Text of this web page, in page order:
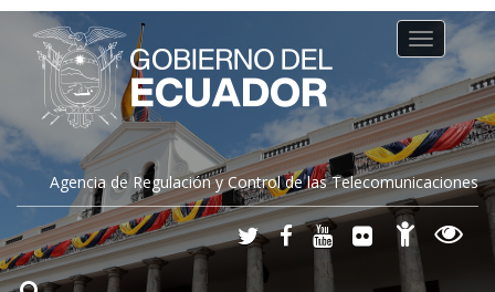
Agencia de Regulación y Control de las Telecomunicaciones
Toggle
navigation